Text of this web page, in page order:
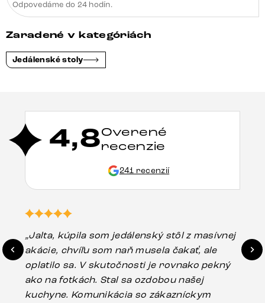
Odpovedáme do 24 hodín.
Zaradené v kategóriách
Jedálenské stoly
4,8Overené
recenzie
241 recenzií
„Jalta, kúpila som jedálenský stôl z masívnej
akácie, chvíľu som naň musela čakať, ale
oplatilo sa. V skutočnosti je rovnako pekný
ako na fotkách. Stal sa ozdobou našej
kuchyne. Komunikácia so zákazníckym